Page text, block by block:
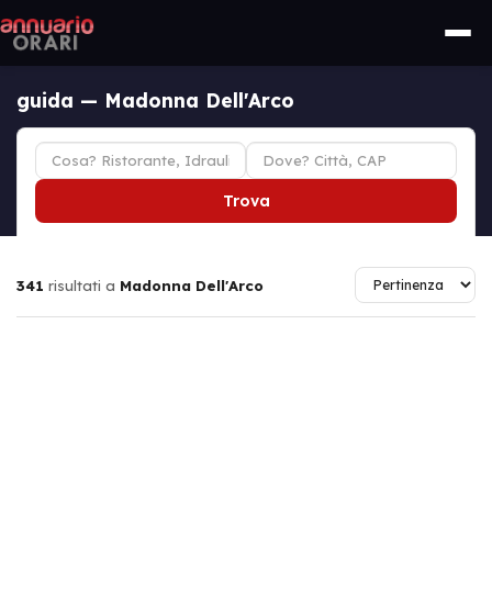
guida — Madonna Dell'Arco
Trova
341 risultati a Madonna Dell'Arco